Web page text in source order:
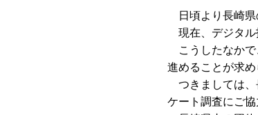
日頃より長崎県
現在、デジタル
こうしたなかで
進めることが求め
つきましては、
ケート調査にご協